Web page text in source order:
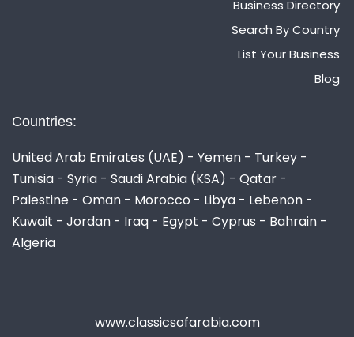
Business Directory
Search By Country
List Your Business
Blog
Countries:
United Arab Emirates (UAE) - Yemen - Turkey -
Tunisia - Syria - Saudi Arabia (KSA) - Qatar -
Palestine - Oman - Morocco - Libya - Lebenon -
Kuwait - Jordan - Iraq - Egypt - Cyprus - Bahrain -
Algeria
www.classicsofarabia.com